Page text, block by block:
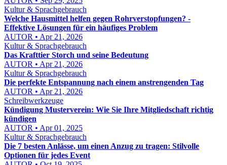
Kultur & Sprachgebrauch
Welche Hausmittel helfen gegen Rohrverstopfungen? -
Effektive Lösungen für ein häufiges Problem
AUTOR • Apr 21, 2026
Kultur & Sprachgebrauch
Das Krafttier Storch und seine Bedeutung
AUTOR • Apr 21, 2026
Kultur & Sprachgebrauch
Die perfekte Entspannung nach einem anstrengenden Tag
AUTOR • Apr 21, 2026
Schreibwerkzeuge
Kündigung Musterverein: Wie Sie Ihre Mitgliedschaft richtig
kündigen
AUTOR • Apr 01, 2025
Kultur & Sprachgebrauch
Die 7 besten Anlässe, um einen Anzug zu tragen: Stilvolle
Optionen für jedes Event